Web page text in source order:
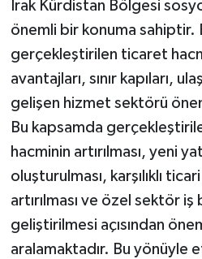
Irak Kürdistan Bölgesi
önemli bir konuma sahiptir.
gerçekleştirilen ticaret
avantajları, sınır kapıları,
gelişen hizmet sektörü
Bu kapsamda
hacminin artırılması, yeni
oluşturulması, karşılıklı
artırılması ve özel sektör iş
geliştirilmesi açısından
aralamaktadır. Bu yönüyle